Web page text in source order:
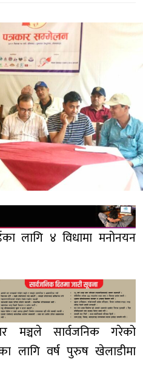
लागि ४ विधामा मनोनयन
सार्वजनिक गरेको
लागि वर्ष पुरुष खेलाडीमा